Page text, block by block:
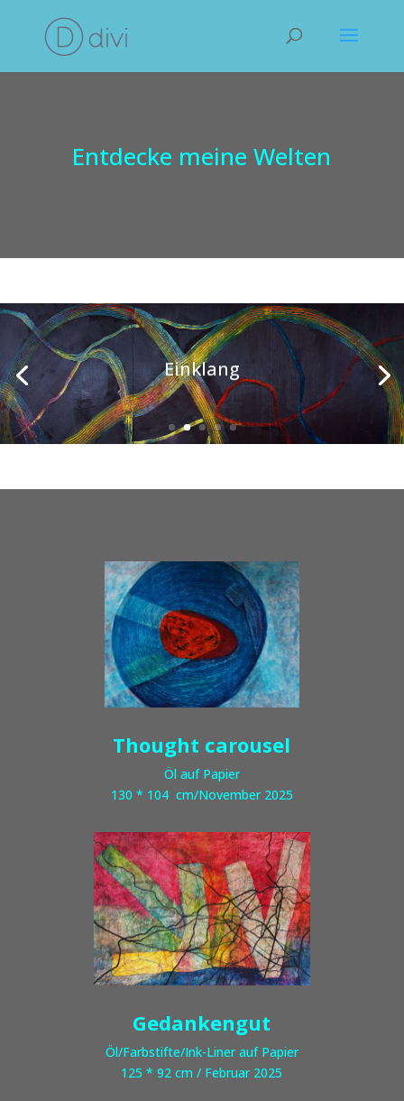
Entdecke meine Welten
Einklang
Thought carousel
Öl auf Papier
130 * 104 cm/November 2025
Gedankengut
Öl/Farbstifte/Ink-Liner auf Papier
125 * 92 cm / Februar 2025